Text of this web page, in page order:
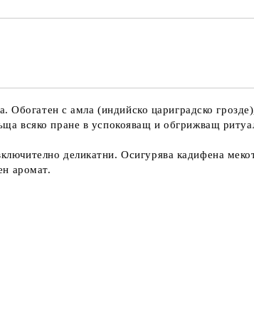
с амла (индийско цариградско
всяко пране в успокояващ и обгрижващ
деликатни. Осигурява кадифена
аромат.